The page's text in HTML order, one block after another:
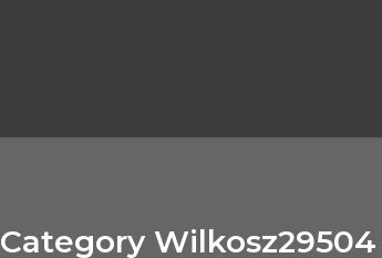
Category Wilkosz29504